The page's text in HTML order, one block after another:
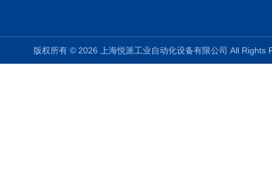
版权所有 © 2026 上海悦派工业自动化设备有限公司 All